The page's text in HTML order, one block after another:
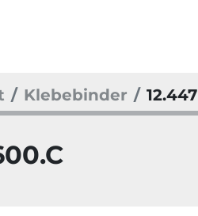
Klebebinder 12.447